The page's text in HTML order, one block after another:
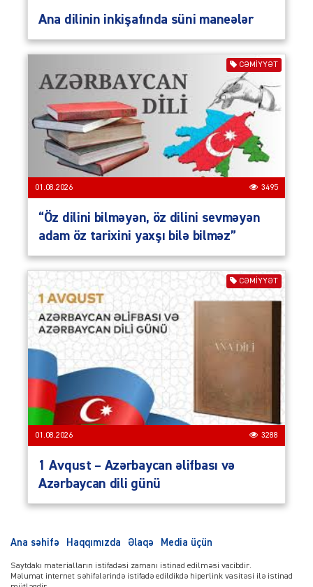
Ana dilinin inkişafında süni maneələr
CƏMIYYƏT
01.08.2026 3495
“Öz dilini bilməyən, öz dilini sevməyən
adam öz tarixini yaxşı bilə bilməz”
CƏMIYYƏT
01.08.2026 3288
1 Avqust – Azərbaycan əlifbası və
Azərbaycan dili günü
Ana səhifə Haqqımızda Əlaqə Media üçün
Saytdakı materialların istifadəsi zamanı istinad edilməsi vacibdir.
Məlumat internet səhifələrində istifadə edildikdə hiperlink vasitəsi ilə istinad